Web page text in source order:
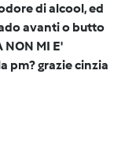
di alcool, ed
avanti o butto
NON MI E'
pm? grazie cinzia